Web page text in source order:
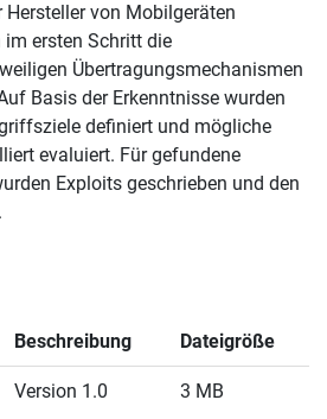
von Mobilgeräten
ersten Schritt die
Übertragungsmechanismen
Basis der Erkenntnisse wurden
definiert und mögliche
evaluiert. Für gefundene
Exploits geschrieben und den
Beschreibung Dateigröße
Version 1.0 3 MB